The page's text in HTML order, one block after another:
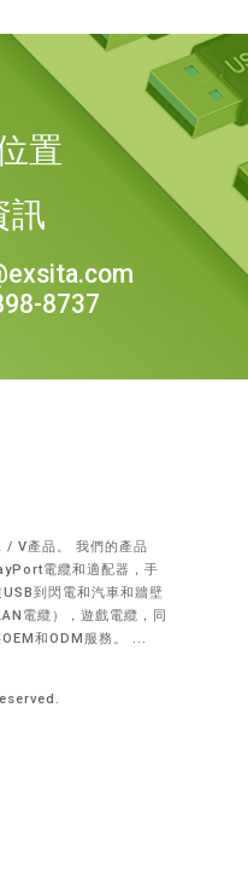
置
訊
8737
/ V產品。 我們的產品
電纜和適配器，手
到閃電和汽車和牆壁
電纜），遊戲電纜，同
和ODM服務。 ...